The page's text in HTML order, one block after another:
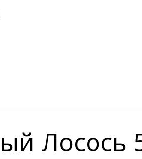
Лосось